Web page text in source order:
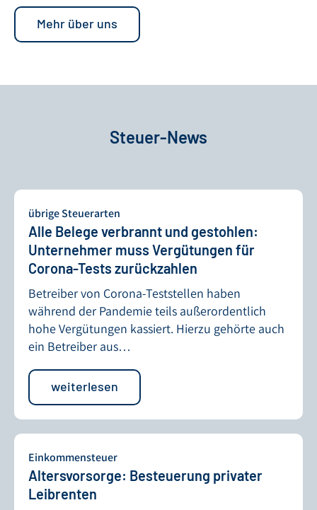
Mehr über uns
Steuer-News
übrige Steuerarten
Alle Belege verbrannt und gestohlen:
Unternehmer muss Vergütungen für
Corona-Tests zurückzahlen
Betreiber von Corona-Teststellen haben
während der Pandemie teils außerordentlich
hohe Vergütungen kassiert. Hierzu gehörte auch
ein Betreiber aus…
weiterlesen
Einkommensteuer
Altersvorsorge: Besteuerung privater
Leibrenten